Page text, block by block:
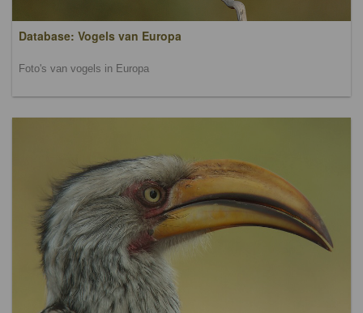
Database: Vogels van Europa
Foto's van vogels in Europa